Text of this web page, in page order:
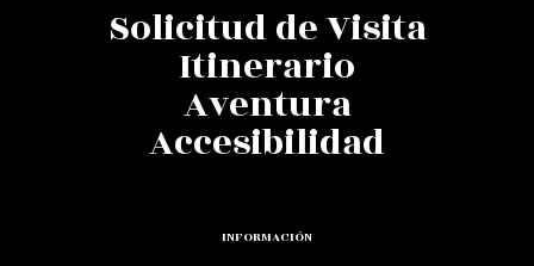
Solicitud de Visita
Itinerario
Aventura
Accesibilidad
INFORMACIÓN